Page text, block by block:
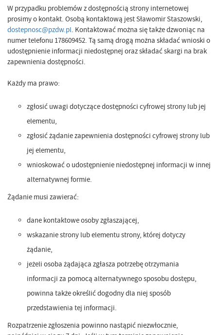
W przypadku problemów z dostępnością strony internetowej
prosimy o kontakt. Osobą kontaktową jest Sławomir Staszowski,
dostepnosc@pzdw.pl. Kontaktować można się także dzwoniąc na
numer telefonu 178609452. Tą samą drogą można składać wnioski o
udostępnienie informacji niedostępnej oraz składać skargi na brak
zapewnienia dostępności.
Każdy ma prawo:
zgłosić uwagi dotyczące dostępności cyfrowej strony lub jej
elementu,
zgłosić żądanie zapewnienia dostępności cyfrowej strony lub
jej elementu,
wnioskować o udostępnienie niedostępnej informacji w innej
alternatywnej formie.
Żądanie musi zawierać:
dane kontaktowe osoby zgłaszającej,
wskazanie strony lub elementu strony, której dotyczy
żądanie,
jeżeli osoba żądająca zgłasza potrzebę otrzymania
informacji za pomocą alternatywnego sposobu dostępu,
powinna także określić dogodny dla niej sposób
przedstawienia tej informacji.
Rozpatrzenie zgłoszenia powinno nastąpić niezwłocznie,